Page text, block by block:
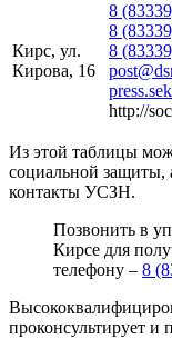
Кирс, ул.
Кирова, 16
8
8
8
http://
Из этой таблицы
социальной защиты,
контакты УСЗН.
Позвонить в
Кирсе для
телефону – 8
проконсультирует